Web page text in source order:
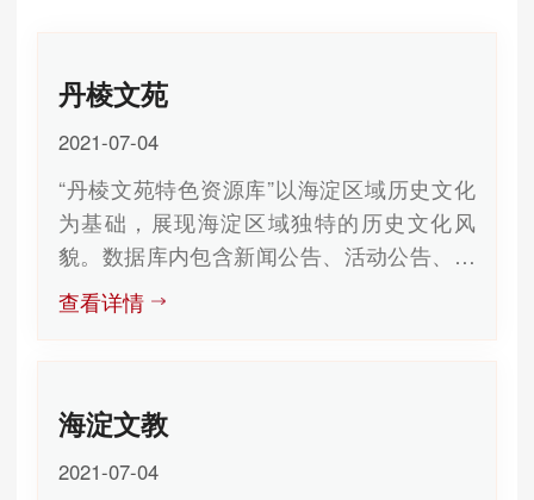
丹棱文苑
2021-07-04
“丹棱文苑特色资源库”以海淀区域历史文化
为基础，展现海淀区域独特的历史文化风
貌。数据库内包含新闻公告、活动公告、了
解海淀、图识海淀、剪报汇编、海淀...
查看详情
海淀文教
2021-07-04